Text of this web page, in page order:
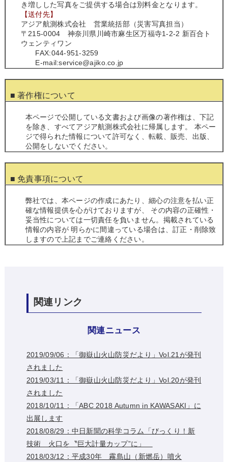
き増しした写真をご提供する場合は別料金となります。
【送付先】
アジア航測株式会社 営業統括部（災害写真担当）
〒215-0004 神奈川県川崎市麻生区万福寺1-2-2 新百合ト
ウェンティワン
FAX:044-951-3259
E-mail:service@ajiko.co.jp
■ 著作権について
本ページで公開している文書および画像の著作権は、下記
を除き、すべてアジア航測株式会社に帰属します。 本ペー
ジで得られた情報について許可なく、転載、販売、出版、
公開をしないでください。
■ 免責事項について
弊社では、本ページの作成にあたり、細心の注意を払い正
確な情報提供を心がけておりますが、 その内容の正確性・
妥当性については一切責任を負いません。掲載されている
情報の内容が 明らかに間違っている場合は、訂正・削除致
しますので上記までご連絡ください。
関連リンク
関連ニュース
2019/09/06：「御嶽山火山防災だより」Vol.21が発刊
されました
2019/03/11：「御嶽山火山防災だより」Vol.20が発刊
されました
2018/10/11：「ABC 2018 Autumn in KAWASAKI」に
出展します
2018/08/29：中日新聞の科学コラム「びっくり！新
技術 火口を〝巨大計量カップ”に」
2018/03/12：平成30年 霧島山（新燃岳）噴火